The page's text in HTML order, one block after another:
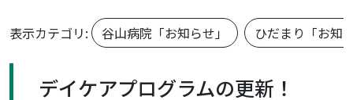
表示カテゴリ: 谷山病院「お知らせ」 ひだまり「お知
デイケアプログラムの更新！